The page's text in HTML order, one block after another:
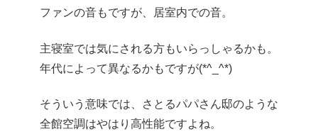
ファンの音もですが、居室内での音。
主寝室では気にされる方もいらっしゃるかも。
年代によって異なるかもですが(*^_^*)
そういう意味では、さとるパパさん邸のような
全館空調はやはり高性能ですよね。